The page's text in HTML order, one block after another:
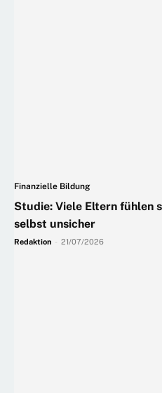
Finanzielle Bildung
Studie: Viele Eltern fühlen
selbst unsicher
Redaktion 21/07/2026